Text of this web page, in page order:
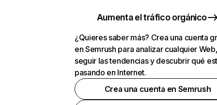
Aumenta el tráfico orgánico
¿Quieres saber más? Crea una cuenta
en Semrush para analizar cualquier
seguir las tendencias y descubrir qué
pasando en Internet.
Crea una cuenta en Semrush